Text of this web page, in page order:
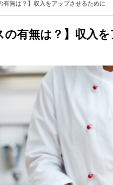
有無は？】収入をアップさせるために
の有無は？】収入